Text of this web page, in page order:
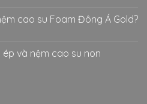
cao su Foam Đông Á Gold?
và nệm cao su non